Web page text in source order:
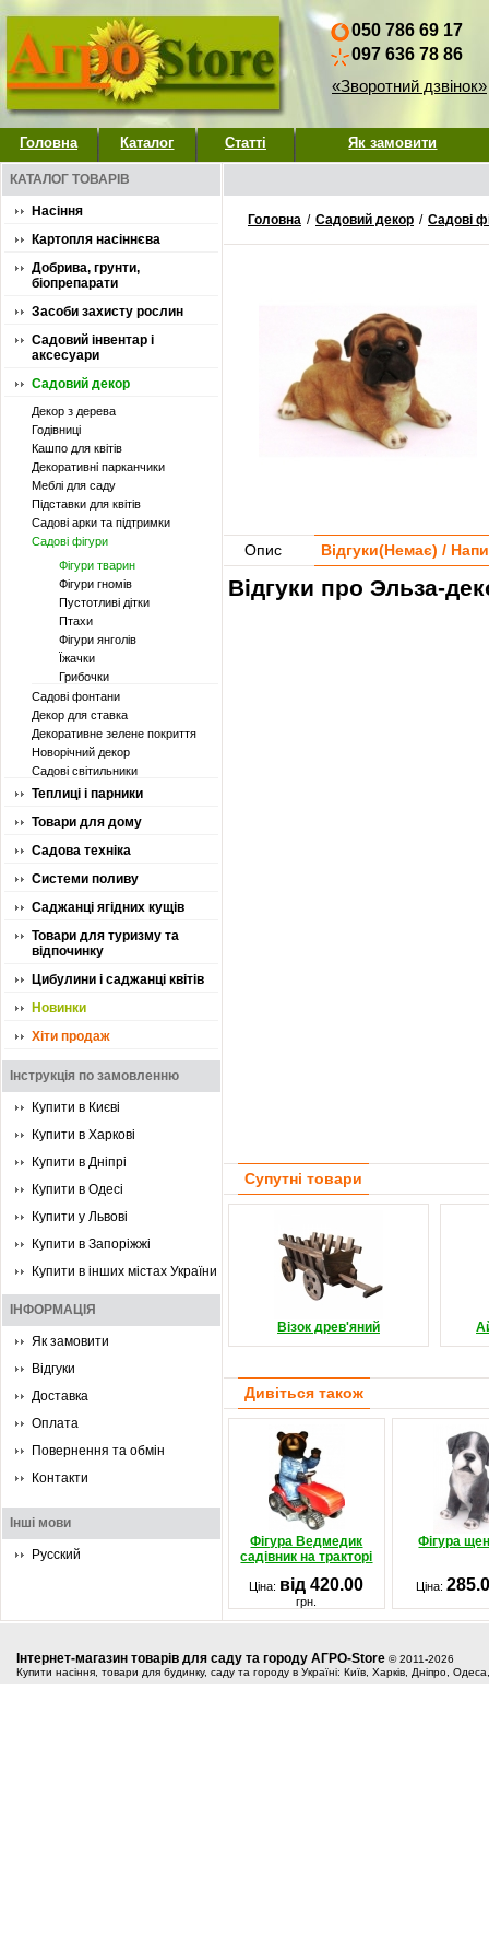
050 786 69 17
097 636 78 86
«Зворотний дзвінок»
Головна Каталог Статті Як замовити
КАТАЛОГ ТОВАРІВ
Насіння
Картопля насіннєва
Добрива, грунти,
біопрепарати
Засоби захисту рослин
Садовий інвентар і
аксесуари
Садовий декор
Декор з дерева
Годівниці
Кашпо для квітів
Декоративні парканчики
Меблі для саду
Підставки для квітів
Садові арки та підтримки
Садові фігури
Фігури тварин
Фігури гномів
Пустотливі дітки
Птахи
Фігури янголів
Їжачки
Грибочки
Садові фонтани
Декор для ставка
Декоративне зелене покриття
Новорічний декор
Садові світильники
Теплиці і парники
Товари для дому
Садова техніка
Системи поливу
Саджанці ягідних кущів
Товари для туризму та
відпочинку
Цибулини і саджанці квітів
Новинки
Хіти продаж
Інструкція по замовленню
Купити в Києві
Купити в Харкові
Купити в Дніпрі
Купити в Одесі
Купити у Львові
Купити в Запоріжжі
Купити в інших містах України
ІНФОРМАЦІЯ
Як замовити
Відгуки
Доставка
Оплата
Повернення та обмін
Контакти
Інші мови
Русский
Головна / Садовий декор / Садові
Опис Відгуки(Немає) /
Відгуки про Эльза-
Супутні товари
Візок древ'яний
Дивіться також
Фігура Ведмедик
садівник на тракторі
Фігура
Ціна: від 420.00
грн.
Ціна:
Інтернет-магазин товарів для саду та городу АГРО-Store © 2011-2026
Купити насіння, товари для будинку, саду та городу в Україні: Київ, Харків, Дніпро,